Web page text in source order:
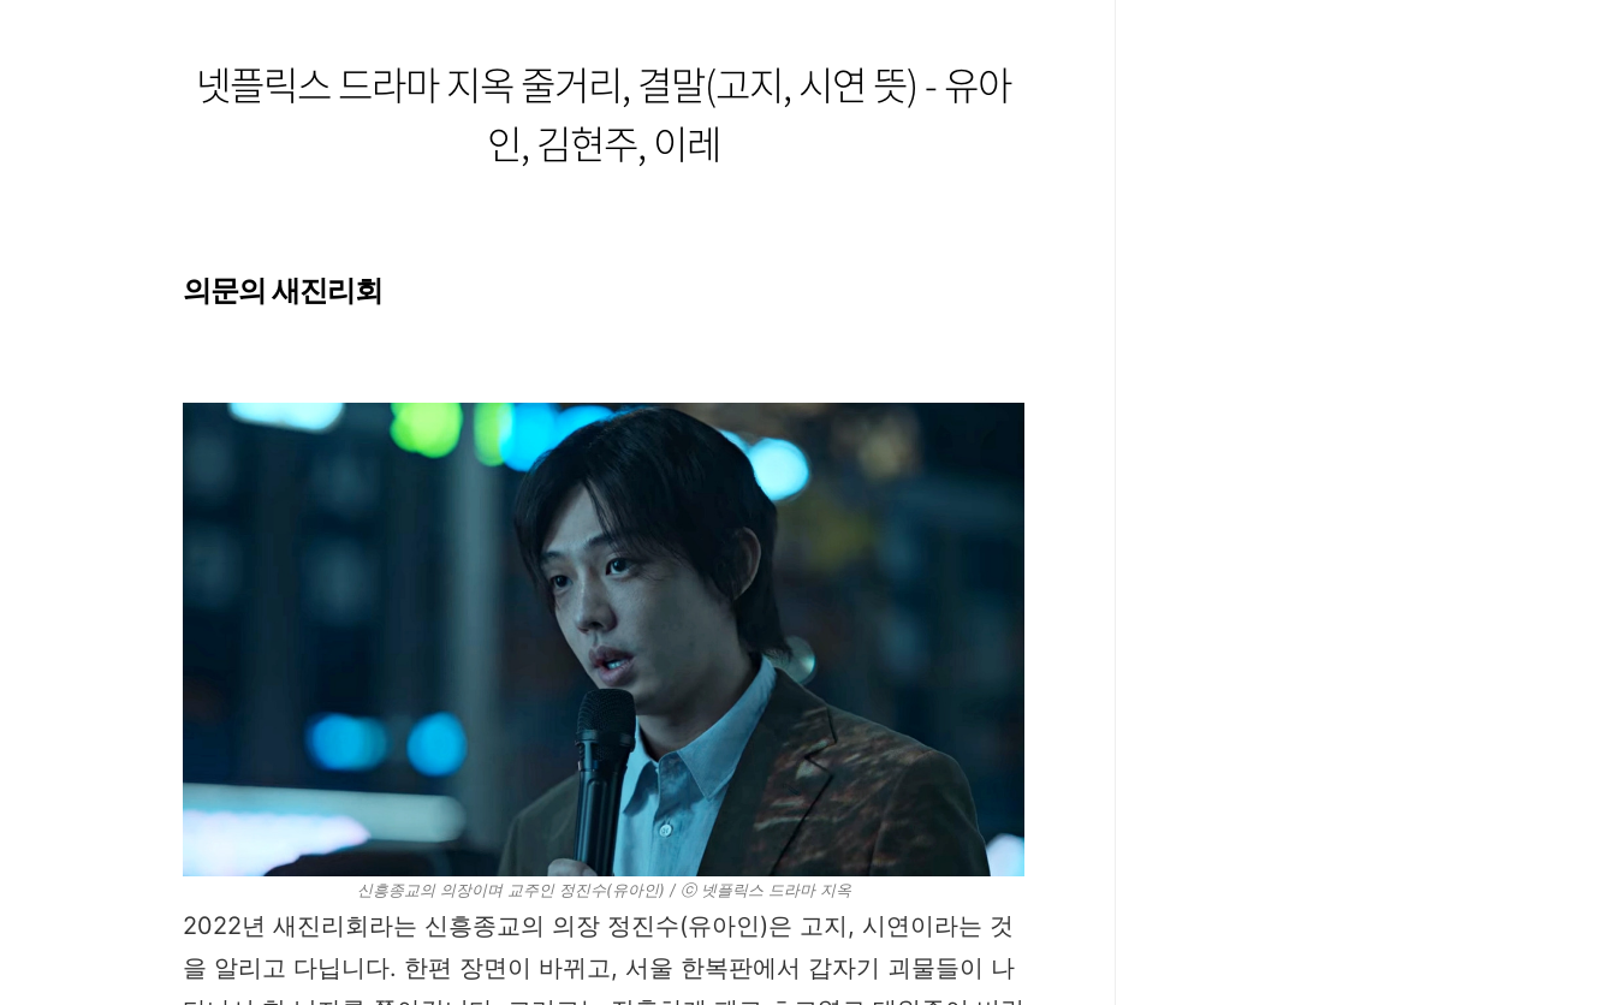
넷플릭스 드라마 지옥 줄거리, 결말(고지, 시연 뜻) - 유아
인, 김현주, 이레
의문의 새진리회
신흥종교의 의장이며 교주인 정진수(유아인) / ⓒ 넷플릭스 드라마 지옥
2022년 새진리회라는 신흥종교의 의장 정진수(유아인)은 고지, 시연이라는 것
을 알리고 다닙니다. 한편 장면이 바뀌고, 서울 한복판에서 갑자기 괴물들이 나